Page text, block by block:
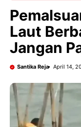
Laut
Jangan
Santika Reja April 14,